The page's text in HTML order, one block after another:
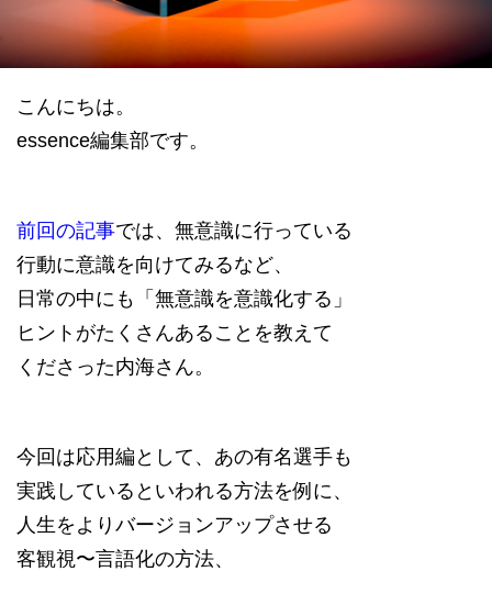
会員登録
こんにちは。
essence編集部です。
前回の記事では、無意識に行っている
行動に意識を向けてみるなど、
日常の中にも「無意識を意識化する」
ヒントがたくさんあることを教えて
くださった内海さん。
今回は応用編として、あの有名選手も
実践しているといわれる方法を例に、
人生をよりバージョンアップさせる
客観視〜言語化の方法、